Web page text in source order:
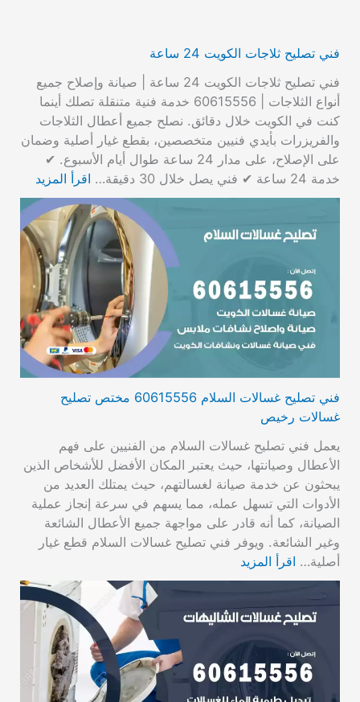
فني تصليح ثلاجات الكويت 24 ساعة
فني تصليح ثلاجات الكويت 24 ساعة | صيانة وإصلاح جميع
أنواع الثلاجات | 60615556 خدمة فنية متنقلة تصلك أينما
كنت في الكويت خلال دقائق. نصلح جميع أعطال الثلاجات
والفريزرات بأيدي فنيين متخصصين، بقطع غيار أصلية وضمان
على الإصلاح، على مدار 24 ساعة طوال أيام الأسبوع. ✔
خدمة 24 ساعة ✔ فني يصل خلال 30 دقيقة…
اقرأ المزيد
فني تصليح غسالات السلام 60615556 مختص تصليح
غسالات رخيص
يعمل فني تصليح غسالات السلام من الفنيين على فهم
الأعطال وصيانتها، حيث يعتبر المكان الأفضل للأشخاص الذين
يبحثون عن خدمة صيانة لغسالتهم، حيث يمتلك العديد من
الأدوات التي تسهل عمله، مما يسهم في سرعة إنجاز عملية
الصيانة، كما أنه قادر على مواجهة جميع الأعطال الشائعة
وغير الشائعة. ويوفر فني تصليح غسالات السلام قطع غيار
أصلية… اقرأ المزيد